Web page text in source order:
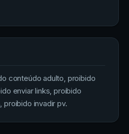
conteúdo adulto, proibido
enviar links, proibido
proibido invadir pv.